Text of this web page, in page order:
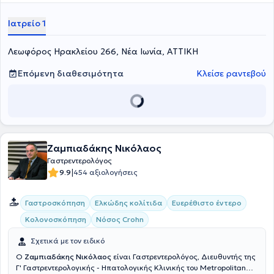
σορβιτόλης από νορμολακτασικούς και υπολακτασικούς
φυσιολογικούς ενήλικες". Επίσης, διαθέτει αξιόλογο ερευνητικό
περιοδικά. Τέλος, ο γιατρός έχει συμμετάσχει σε πληθώρα
Ιατρείο 1
Λεωφόρος Ηρακλείου 266, Νέα Ιωνία, ΑΤΤΙΚΗ
Επόμενη διαθεσιμότητα
Κλείσε ραντεβού
Ζαμπιαδάκης Νικόλαος
Γαστρεντερολόγος
9.9|454 αξιολογήσεις
Γαστροσκόπηση Ελκώδης κολίτιδα
Ευερέθιστο έντερο
Κολονοσκόπηση
Νόσος Crohn
Σχετικά με τον ειδικό
Ο Ζαμπιαδάκης Νικόλαος είναι Γαστρεντερολόγος, Διευθυντής της
Γ' Γαστρεντερολογικής - Ηπατολογικής Κλινικής του Metropolitan